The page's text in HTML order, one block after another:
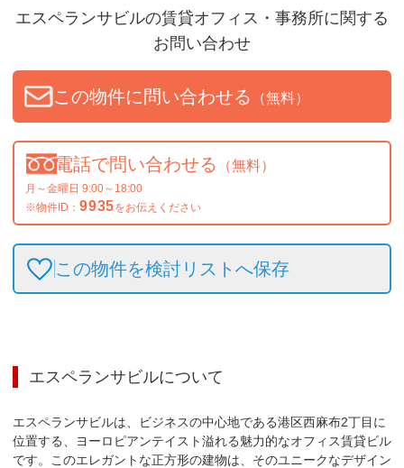
エスペランサビルの賃貸オフィス・事務所に関する
お問い合わせ
この物件に問い合わせる （無料）
電話で問い合わせる （無料）
月～金曜日 9:00～18:00
※物件ID： 9935をお伝えください
この物件を検討リストへ保存
エスペランサビルについて
エスペランサビルは、ビジネスの中心地である港区西麻布2丁目に
位置する、ヨーロピアンテイスト溢れる魅力的なオフィス賃貸ビル
です。このエレガントな正方形の建物は、そのユニークなデザイン